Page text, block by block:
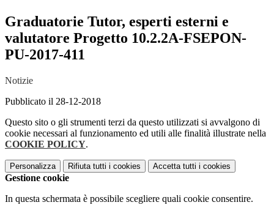
Graduatorie Tutor, esperti esterni e
valutatore Progetto 10.2.2A-FSEPON-
PU-2017-411
Notizie
Pubblicato il 28-12-2018
Questo sito o gli strumenti terzi da questo utilizzati si avvalgono di
cookie necessari al funzionamento ed utili alle finalità illustrate nella
COOKIE POLICY.
Personalizza Rifiuta tutti i cookies Accetta tutti i cookies
Gestione cookie
In questa schermata è possibile scegliere quali cookie consentire.